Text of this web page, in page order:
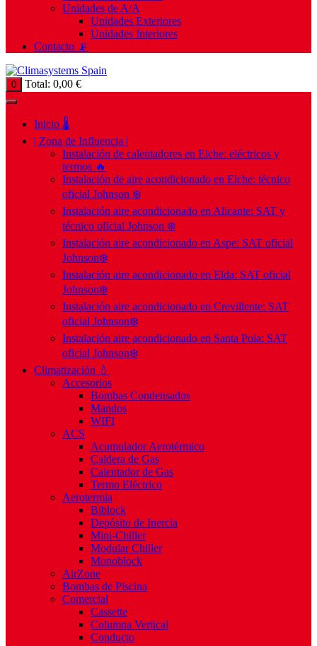
Unidades de A/A
Unidades Exteriores
Unidades Interiores
Contacto 📡
0 Total: 0,00 €
Inicio 🌡️
| Zona de Influencia |
Instalación de calentadores en Elche: eléctricos y
termos 🔥
Instalación de aire acondicionado en Elche: técnico
oficial Johnson ❄️
Instalación aire acondicionado en Alicante: SAT y
técnico oficial Johnson ❄️
Instalación aire acondicionado en Aspe: SAT oficial
Johnson❄️
Instalación aire acondicionado en Elda: SAT oficial
Johnson❄️
Instalación aire acondicionado en Crevillente: SAT
oficial Johnson❄️
Instalación aire acondicionado en Santa Pola: SAT
oficial Johnson❄️
Climatización 💧
Accesorios
Bombas Condensados
Mandos
WIFI
ACS
Acumulador Aerotérmico
Caldera de Gas
Calentador de Gas
Termo Eléctrico
Aerotermia
Biblock
Depósito de Inercia
Mini-Chiller
Modular Chiller
Monoblock
AirZone
Bombas de Piscina
Comercial
Cassette
Columna Vertical
Conducto